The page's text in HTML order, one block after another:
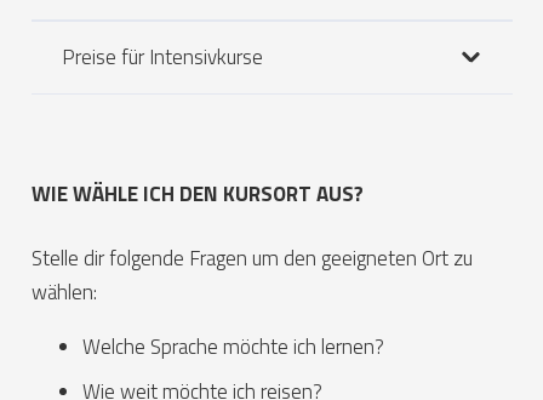
Preise für Intensivkurse
WIE WÄHLE ICH DEN KURSORT AUS?
Stelle dir folgende Fragen um den geeigneten Ort zu
wählen:
Welche Sprache möchte ich lernen?
Wie weit möchte ich reisen?